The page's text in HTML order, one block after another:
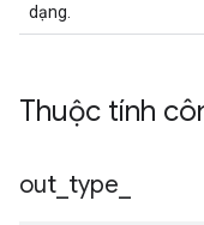
dạng.
Thuộc tính
out type